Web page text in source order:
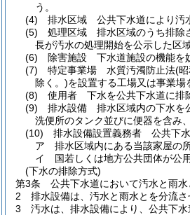
う。
(4)
排水区域 公共下水道により汚
(5)
処理区域 排水区域のうち排除
長が汚水の処理開始を公示した区
(6)
除害施設 下水道施設の機能を
(7)
特定事業場 水質汚濁防止法(
除く。)を設置する工場又は事業場
(8)
使用者 下水を公共下水道に排
(9)
排水設備 排水区域内の下水を
洗便所のタンク並びに便器を含み
(10)
排水設備設置義務者 公共下水
ア
排水区域内にある当該家屋の
イ
国若しくは地方公共団体が公
(下水の排除方式)
第3条
公共下水道において汚水と雨
2
排水設備は、汚水と雨水とを分流
3
汚水は、排水設備により、公共下